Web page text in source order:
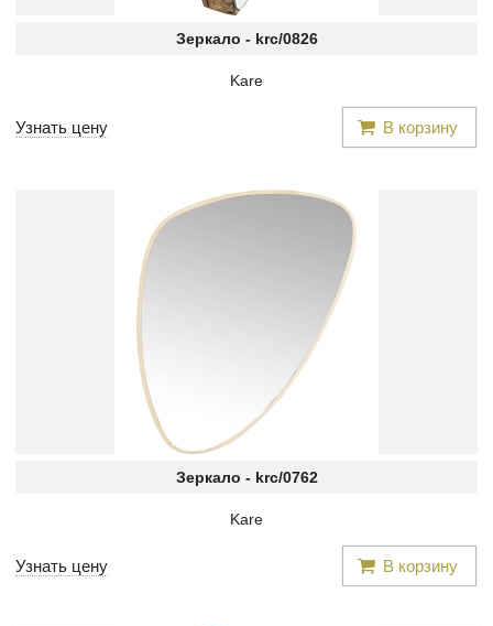
Зеркало - krc/0826
Kare
Узнать цену В корзину
Зеркало - krc/0762
Kare
Узнать цену В корзину